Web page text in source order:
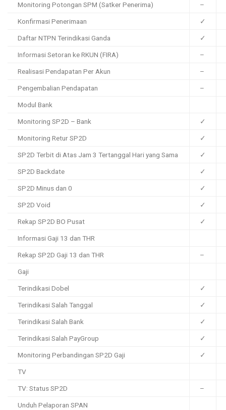
Monitoring Potongan SPM (Satker Penerima) –
Konfirmasi Penerimaan ✓
Daftar NTPN Terindikasi Ganda ✓
Informasi Setoran ke RKUN (FIRA) –
Realisasi Pendapatan Per Akun –
Pengembalian Pendapatan –
Modul Bank
Monitoring SP2D – Bank ✓
Monitoring Retur SP2D ✓
SP2D Terbit di Atas Jam 3 Tertanggal Hari yang Sama ✓
SP2D Backdate ✓
SP2D Minus dan 0 ✓
SP2D Void ✓
Rekap SP2D BO Pusat ✓
Informasi Gaji 13 dan THR
Rekap SP2D Gaji 13 dan THR –
Gaji
Terindikasi Dobel ✓
Terindikasi Salah Tanggal ✓
Terindikasi Salah Bank ✓
Terindikasi Salah PayGroup ✓
Monitoring Perbandingan SP2D Gaji ✓
TV
TV: Status SP2D –
Unduh Pelaporan SPAN